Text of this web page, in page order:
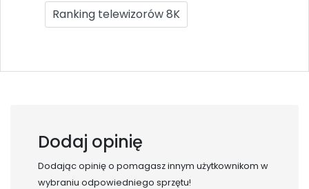
Ranking telewizorów 8K
Dodaj opinię
Dodając opinię o pomagasz innym użytkownikom w
wybraniu odpowiedniego sprzętu!